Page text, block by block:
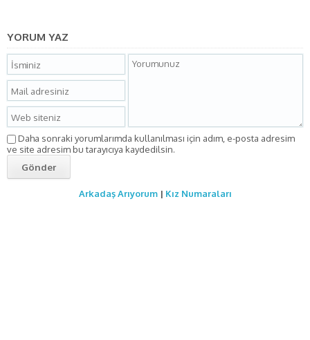
YORUM YAZ
Daha sonraki yorumlarımda kullanılması için adım, e-posta adresim
ve site adresim bu tarayıcıya kaydedilsin.
Arkadaş Arıyorum| Kız Numaraları